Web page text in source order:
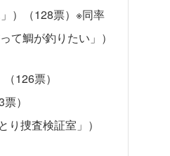
）（128票）※同率
鯛が釣りたい」）
126票）
）
捜査検証室」）